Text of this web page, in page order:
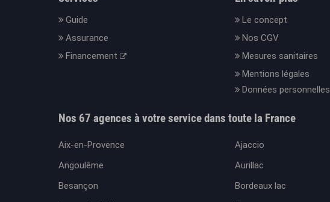
Guide
Assurance
Financement
Le concept
Nos CGV
Mesures sanitaires
Mentions légales
Données personnelles
Nos 67 agences à votre service dans toute la France
Aix-en-Provence Ajaccio
Angoulême
Aurillac
Besançon
Bordeaux lac